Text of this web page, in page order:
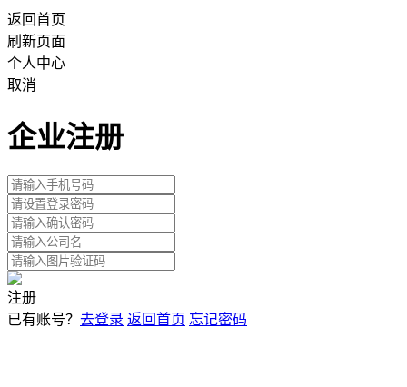
返回首页
刷新页面
个人中心
取消
企业注册
注册
已有账号？ 去登录 返回首页 忘记密码